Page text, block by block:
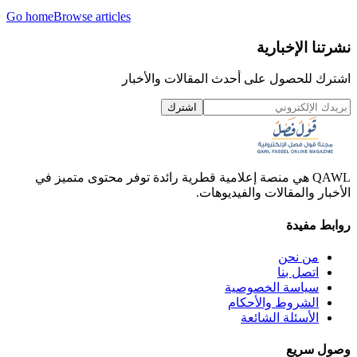
Go homeBrowse articles
نشرتنا الإخبارية
اشترك للحصول على أحدث المقالات والأخبار
اشترك
QAWL هي منصة إعلامية قطرية رائدة توفر محتوى متميز في
الأخبار والمقالات والفيديوهات.
روابط مفيدة
من نحن
اتصل بنا
سياسة الخصوصية
الشروط والأحكام
الأسئلة الشائعة
وصول سريع